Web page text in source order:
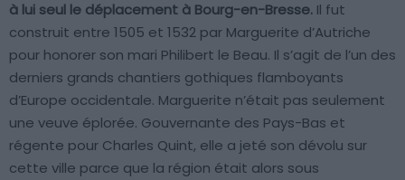
à lui seul le déplacement à Bourg-en-Bresse. Il fut
construit entre 1505 et 1532 par Marguerite d’Autriche
pour honorer son mari Philibert le Beau. Il s’agit de l’un des
derniers grands chantiers gothiques flamboyants
d’Europe occidentale. Marguerite n’était pas seulement
une veuve éplorée. Gouvernante des Pays-Bas et
régente pour Charles Quint, elle a jeté son dévolu sur
cette ville parce que la région était alors sous